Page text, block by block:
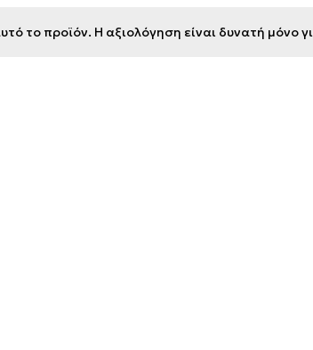
το προϊόν. Η αξιολόγηση είναι δυνατή μόνο